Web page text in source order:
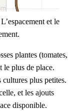
et le
plantes (tomates,
le plus de place.
cultures plus petites.
et les ajouts
disponible.